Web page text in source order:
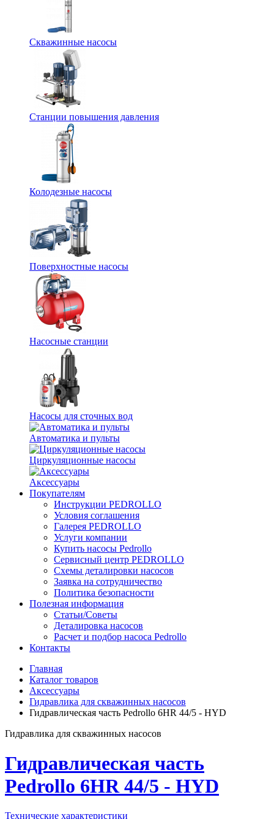
Скважинные насосы
Станции повышения давления
Колодезные насосы
Поверхностные насосы
Насосные станции
Насосы для сточных вод
Автоматика и пульты
Циркуляционные насосы
Аксессуары
Покупателям
Инструкции PEDROLLO
Условия соглашения
Галерея PEDROLLO
Услуги компании
Купить насосы Pedrollo
Сервисный центр PEDROLLO
Схемы деталировки насосов
Заявка на сотрудничество
Политика безопасности
Полезная информация
Статьи/Советы
Деталировка насосов
Расчет и подбор насоса Pedrollo
Контакты
Главная
Каталог товаров
Аксессуары
Гидравлика для скважинных насосов
Гидравлическая часть Pedrollo 6HR 44/5 - HYD
Гидравлика для скважинных насосов
Гидравлическая часть
Pedrollo 6HR 44/5 - HYD
Технические характеристики